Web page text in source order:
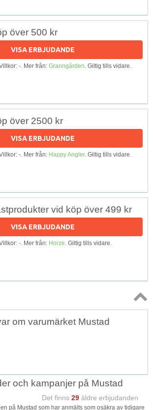
över 500 kr
VISA ERBJUDANDE
-. Mer från: Granngården. Giltig tills vidare.
över 2500 kr
VISA ERBJUDANDE
-. Mer från: Happy Angler. Giltig tills vidare.
vid köp över 499 kr
VISA ERBJUDANDE
-. Mer från: Horze. Giltig tills vidare.
Topp
om varumärket Mustad
och kampanjer på Mustad
Det finns 29 äldre erbjudanden
på Mustad som har anmälts som osäkra av tidigare